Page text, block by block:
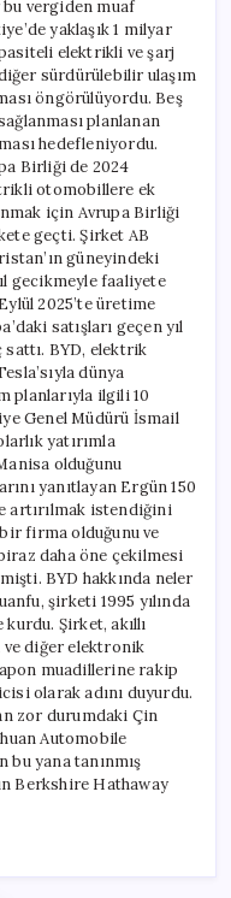
bu vergiden muaf
yaklaşık 1 milyar
elektrikli ve şarj
sürdürülebilir ulaşım
öngörülüyordu. Beş
planlanan
hedefleniyordu.
Birliği de 2024
otomobillere ek
için Avrupa Birliği
geçti. Şirket AB
güneyindeki
gecikmeyle faaliyete
2025’te üretime
satışları geçen yıl
sattı. BYD, elektrik
dünya
planlarıyla ilgili 10
Genel Müdürü İsmail
yatırımla
olduğunu
yanıtlayan Ergün 150
artırılmak istendiğini
firma olduğunu ve
daha öne çekilmesi
BYD hakkında neler
şirketi 1995 yılında
Şirket, akıllı
diğer elektronik
muadillerine rakip
olarak adını duyurdu.
zor durumdaki Çin
Automobile
bu yana tanınmış
Berkshire Hathaway